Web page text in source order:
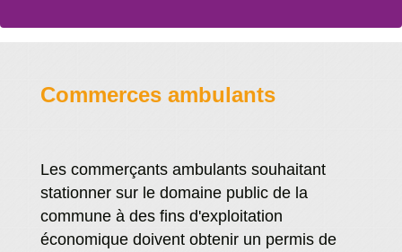
Commerces ambulants
Les commerçants ambulants souhaitant
stationner sur le domaine public de la
commune à des fins d'exploitation
économique doivent obtenir un permis de